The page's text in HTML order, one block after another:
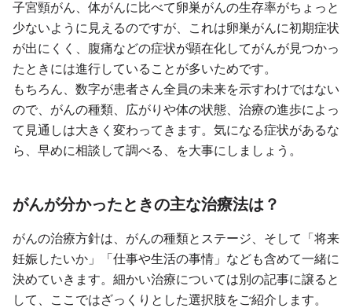
子宮頸がん、体がんに比べて卵巣がんの生存率がちょっと
少ないように見えるのですが、これは卵巣がんに初期症状
が出にくく、腹痛などの症状が顕在化してがんが見つかっ
たときには進行していることが多いためです。
もちろん、数字が患者さん全員の未来を示すわけではない
ので、がんの種類、広がりや体の状態、治療の進歩によっ
て見通しは大きく変わってきます。気になる症状があるな
ら、早めに相談して調べる、を大事にしましょう。
がんが分かったときの主な治療法は？
がんの治療方針は、がんの種類とステージ、そして「将来
妊娠したいか」「仕事や生活の事情」なども含めて一緒に
決めていきます。細かい治療については別の記事に譲ると
して、ここではざっくりとした選択肢をご紹介します。